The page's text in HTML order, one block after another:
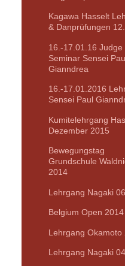
Kagawa Hasselt
& Danprüfungen
16.-17.01.16 Judge
Seminar Sensei
Gianndrea
16.-17.01.2016
Sensei Paul
Kumitelehrgang
Dezember 2015
Bewegungstag
Grundschule
2014
Lehrgang Nagaki
Belgium Open 2014
Lehrgang Okamoto
Lehrgang Nagaki